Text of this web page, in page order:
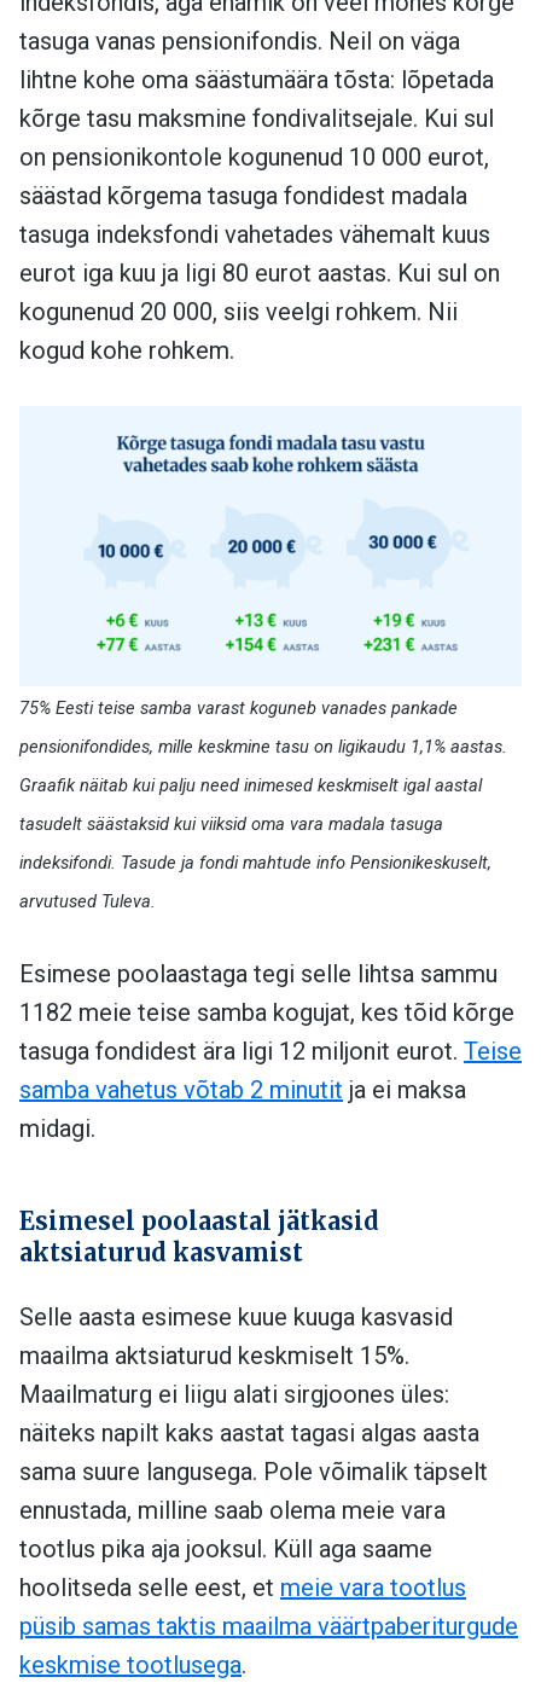
tasuga vanas pensionifondis. Neil on väga
lihtne kohe oma säästumäära tõsta: lõpetada
kõrge tasu maksmine fondivalitsejale. Kui sul
on pensionikontole kogunenud 10 000 eurot,
säästad kõrgema tasuga fondidest madala
tasuga indeksfondi vahetades vähemalt kuus
eurot iga kuu ja ligi 80 eurot aastas. Kui sul on
kogunenud 20 000, siis veelgi rohkem. Nii
kogud kohe rohkem.
75% Eesti teise samba varast koguneb vanades pankade
pensionifondides, mille keskmine tasu on ligikaudu 1,1% aastas.
Graafik näitab kui palju need inimesed keskmiselt igal aastal
tasudelt säästaksid kui viiksid oma vara madala tasuga
indeksifondi. Tasude ja fondi mahtude info Pensionikeskuselt,
arvutused Tuleva.
Esimese poolaastaga tegi selle lihtsa sammu
1182 meie teise samba kogujat, kes tõid kõrge
tasuga fondidest ära ligi 12 miljonit eurot. Teise
samba vahetus võtab 2 minutit ja ei maksa
midagi.
Esimesel poolaastal jätkasid
aktsiaturud kasvamist
Selle aasta esimese kuue kuuga kasvasid
maailma aktsiaturud keskmiselt 15%.
Maailmaturg ei liigu alati sirgjoones üles:
näiteks napilt kaks aastat tagasi algas aasta
sama suure langusega. Pole võimalik täpselt
ennustada, milline saab olema meie vara
tootlus pika aja jooksul. Küll aga saame
hoolitseda selle eest, et meie vara tootlus
püsib samas taktis maailma väärtpaberiturgude
keskmise tootlusega.